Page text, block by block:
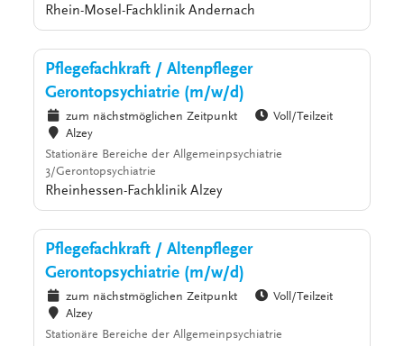
Rhein-Mosel-Fachklinik Andernach
Pflegefachkraft / Altenpfleger
Gerontopsychiatrie (m/w/d)
zum nächstmöglichen Zeitpunkt
Voll/Teilzeit
Alzey
Stationäre Bereiche der Allgemeinpsychiatrie
3/Gerontopsychiatrie
Rheinhessen-Fachklinik Alzey
Pflegefachkraft / Altenpfleger
Gerontopsychiatrie (m/w/d)
zum nächstmöglichen Zeitpunkt
Voll/Teilzeit
Alzey
Stationäre Bereiche der Allgemeinpsychiatrie